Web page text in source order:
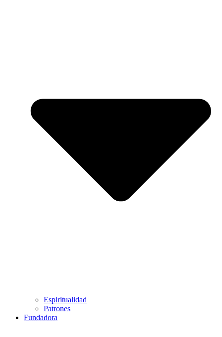
Espiritualidad
Patrones
Fundadora